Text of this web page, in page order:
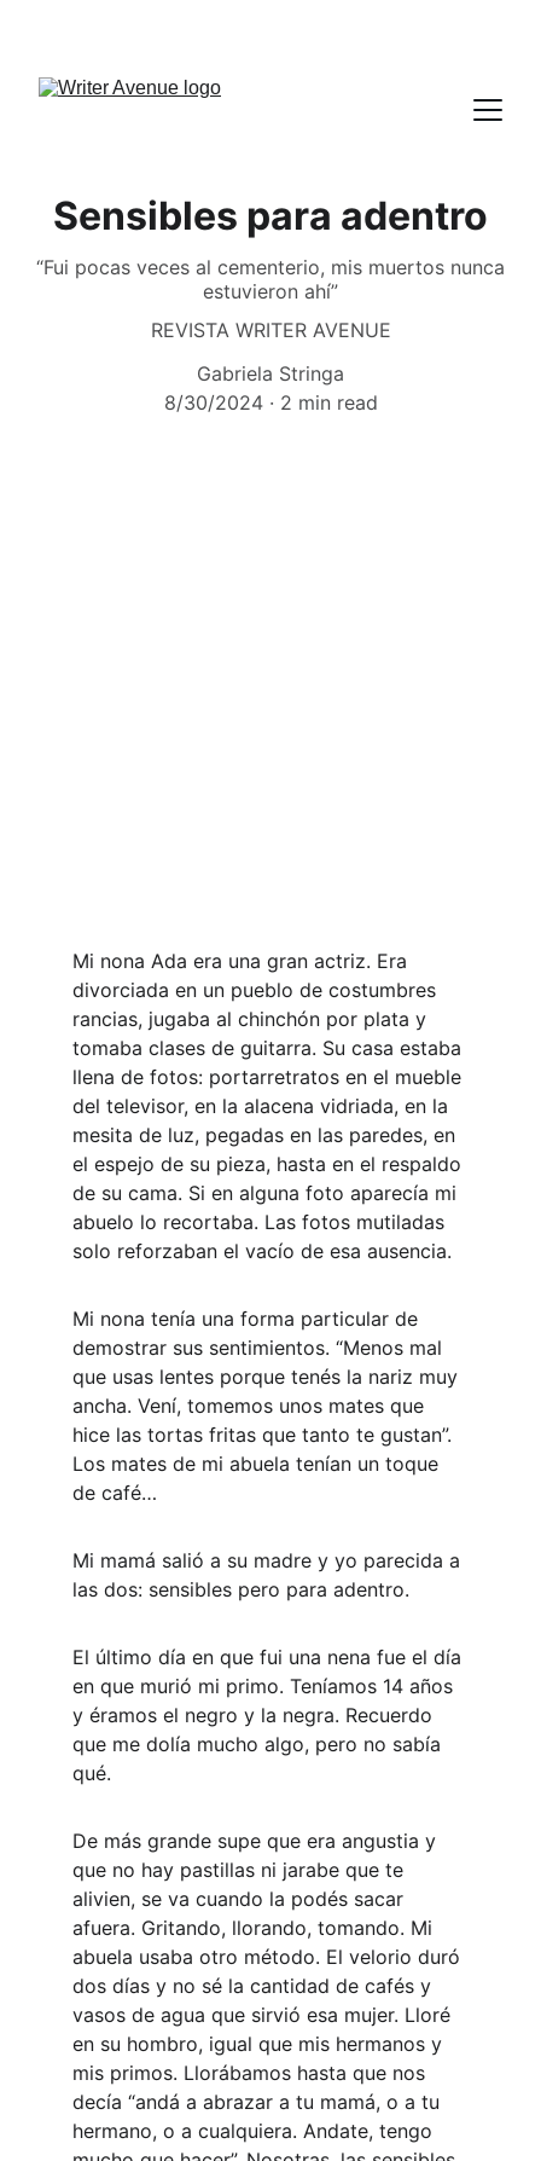
Sensibles para adentro
“Fui pocas veces al cementerio, mis muertos nunca
estuvieron ahí”
REVISTA WRITER AVENUE
Gabriela Stringa
8/30/2024
2 min read
Mi nona Ada era una gran actriz. Era
divorciada en un pueblo de costumbres
rancias, jugaba al chinchón por plata y
tomaba clases de guitarra. Su casa estaba
llena de fotos: portarretratos en el mueble
del televisor, en la alacena vidriada, en la
mesita de luz, pegadas en las paredes, en
el espejo de su pieza, hasta en el respaldo
de su cama. Si en alguna foto aparecía mi
abuelo lo recortaba. Las fotos mutiladas
solo reforzaban el vacío de esa ausencia.
Mi nona tenía una forma particular de
demostrar sus sentimientos. “Menos mal
que usas lentes porque tenés la nariz muy
ancha. Vení, tomemos unos mates que
hice las tortas fritas que tanto te gustan”.
Los mates de mi abuela tenían un toque
de café…
Mi mamá salió a su madre y yo parecida a
las dos: sensibles pero para adentro.
El último día en que fui una nena fue el día
en que murió mi primo. Teníamos 14 años
y éramos el negro y la negra. Recuerdo
que me dolía mucho algo, pero no sabía
qué.
De más grande supe que era angustia y
que no hay pastillas ni jarabe que te
alivien, se va cuando la podés sacar
afuera. Gritando, llorando, tomando. Mi
abuela usaba otro método. El velorio duró
dos días y no sé la cantidad de cafés y
vasos de agua que sirvió esa mujer. Lloré
en su hombro, igual que mis hermanos y
mis primos. Llorábamos hasta que nos
decía “andá a abrazar a tu mamá, o a tu
hermano, o a cualquiera. Andate, tengo